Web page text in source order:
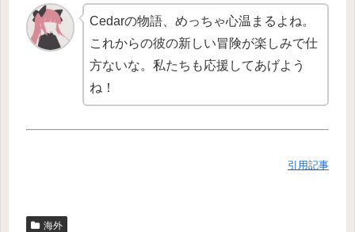
Cedarの物語、めっちゃ心温まるよね。
これからの彼の新しい冒険が楽しみで仕
方ないな。私たちも応援してあげよう
ね！
引用記事
海外